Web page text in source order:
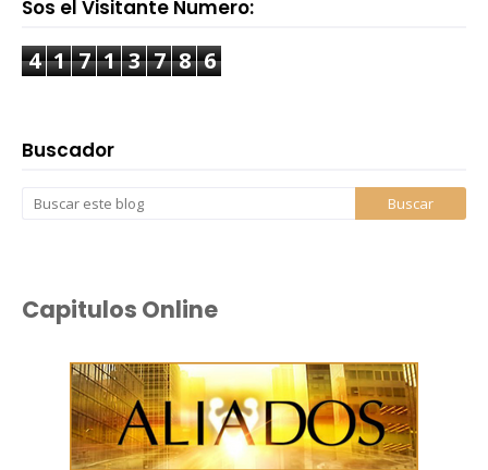
Sos el Visitante Numero:
4 1 7 1 3 7 8 6
Buscador
Capitulos Online